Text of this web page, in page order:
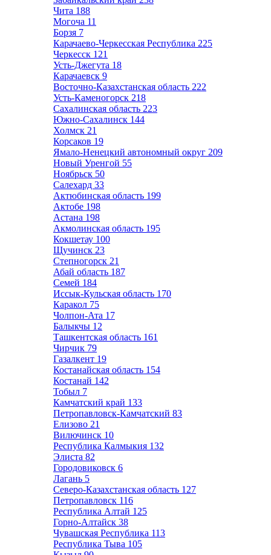
Чита 188
Могоча 11
Борзя 7
Карачаево-Черкесская Республика 225
Черкесск 121
Усть-Джегута 18
Карачаевск 9
Восточно-Казахстанская область 222
Усть-Каменогорск 218
Сахалинская область 223
Южно-Сахалинск 144
Холмск 21
Корсаков 19
Ямало-Ненецкий автономный округ 209
Новый Уренгой 55
Ноябрьск 50
Салехард 33
Актюбинская область 199
Актобе 198
Астана 198
Акмолинская область 195
Кокшетау 100
Щучинск 23
Степногорск 21
Абай область 187
Семей 184
Иссык-Кульская область 170
Каракол 75
Чолпон-Ата 17
Балыкчы 12
Ташкентская область 161
Чирчик 79
Газалкент 19
Костанайская область 154
Костанай 142
Тобыл 7
Камчатский край 133
Петропавловск-Камчатский 83
Елизово 21
Вилючинск 10
Республика Калмыкия 132
Элиста 82
Городовиковск 6
Лагань 5
Северо-Казахстанская область 127
Петропавловск 116
Республика Алтай 125
Горно-Алтайск 38
Чувашская Республика 113
Республика Тыва 105